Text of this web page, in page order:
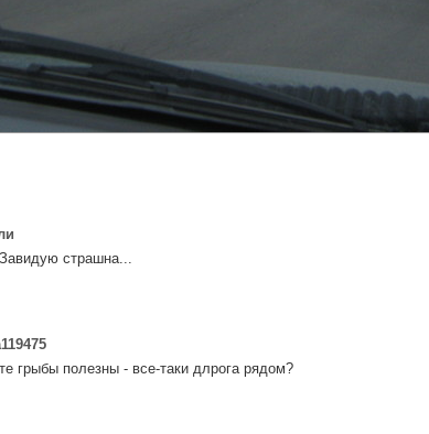
страшна...
грыбы полезны - все-таки длрога рядом?